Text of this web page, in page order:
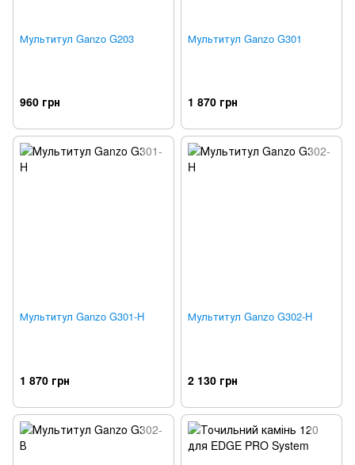
Мультитул Ganzo G203
960 грн
Мультитул Ganzo G301
1 870 грн
Мультитул Ganzo G301-H
1 870 грн
Мультитул Ganzo G302-H
2 130 грн